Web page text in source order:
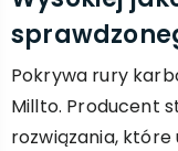
Pokrywa rury
Millto. Producent
rozwiązania, które